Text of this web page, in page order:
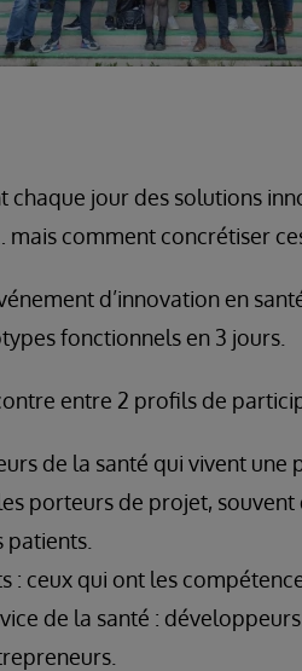
chaque jour des solutions
comment concrétiser
d’innovation en
fonctionnels en 3 jours.
entre 2 profils de
de la santé qui vivent
porteurs de projet,
: ceux qui ont les
de la santé :